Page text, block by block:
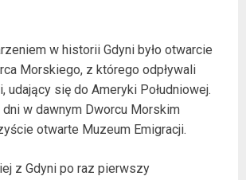
w historii Gdyni było otwarcie
Morskiego, z którego odpływali
udający się do Ameryki Południowej.
dni w dawnym Dworcu Morskim
otwarte Muzeum Emigracji.
z Gdyni po raz pierwszy